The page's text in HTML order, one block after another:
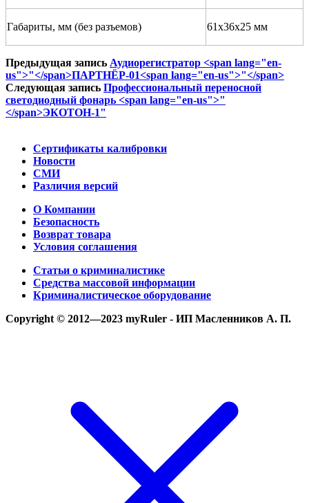
Габариты, мм (без разъемов) 61х36х25 мм
Предыдущая запись Аудиорегистратор <span lang="en-
us">"</span>ПАРТНЁР-01<span lang="en-us">"</span>
Следующая запись Профессиональный переносной
светодиодный фонарь <span lang="en-us">"
</span>ЭКОТОН-1"
Сертификаты калибровки
Новости
СМИ
Различия версий
О Компании
Безопасность
Возврат товара
Условия соглашения
Статьи о криминалистике
Средства массовой информации
Криминалистическое оборудование
Copyright © 2012—2023 myRuler - ИП Масленников А. П.